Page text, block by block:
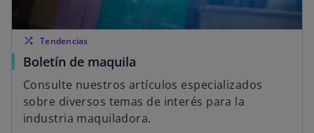
shuffle Tendencias
Boletín de maquila
Consulte nuestros artículos especializados
sobre diversos temas de interés para la
industria maquiladora.